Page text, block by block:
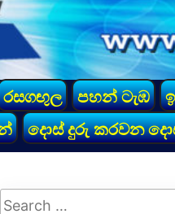
රසගඟුල පහන් ටැඹ
දොස් දුරු කරවන